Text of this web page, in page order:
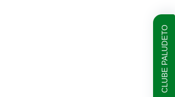
CLUBE PALUDETO